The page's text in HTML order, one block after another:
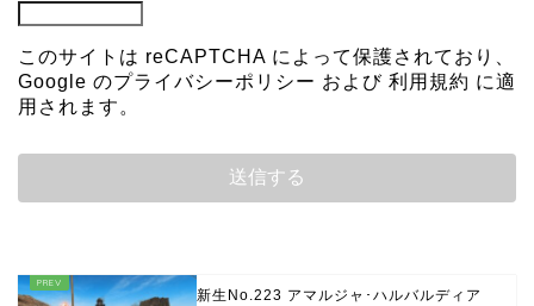
このサイトは reCAPTCHA によって保護されており、
Google のプライバシーポリシー および 利用規約 に適
用されます。
新生No.223 アマルジャ･ハルバルディア